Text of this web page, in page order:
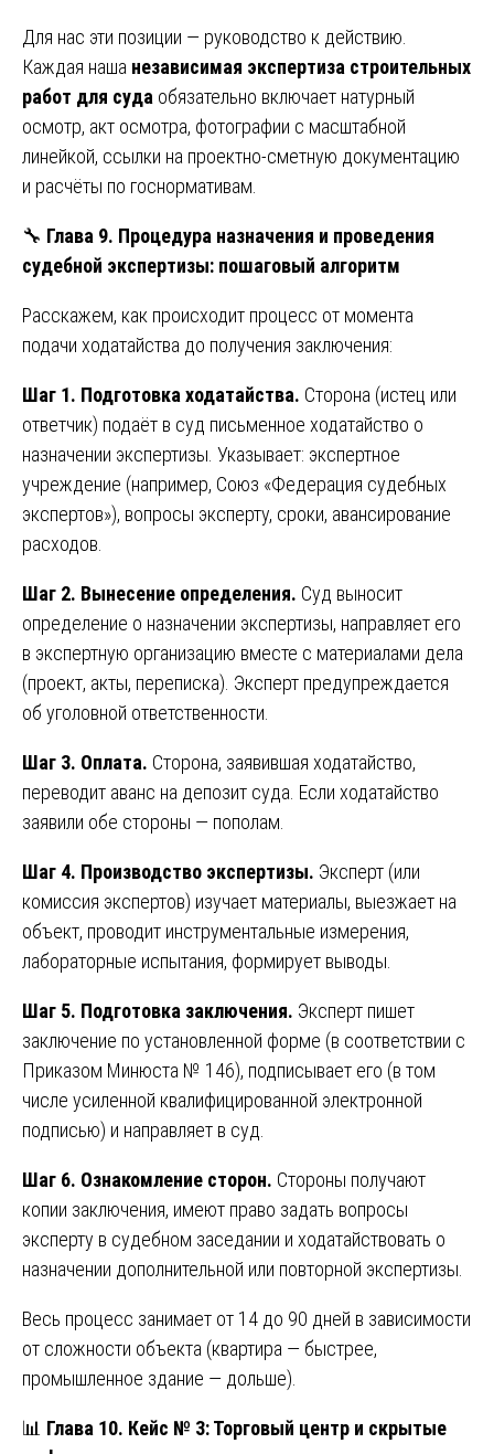
Для нас эти позиции — руководство к действию.
Каждая наша независимая экспертиза строительных
работ для суда обязательно включает натурный
осмотр, акт осмотра, фотографии с масштабной
линейкой, ссылки на проектно-сметную документацию
и расчёты по госнормативам.
🔧 Глава 9. Процедура назначения и проведения
судебной экспертизы: пошаговый алгоритм
Расскажем, как происходит процесс от момента
подачи ходатайства до получения заключения:
Шаг 1. Подготовка ходатайства. Сторона (истец или
ответчик) подаёт в суд письменное ходатайство о
назначении экспертизы. Указывает: экспертное
учреждение (например, Союз «Федерация судебных
экспертов»), вопросы эксперту, сроки, авансирование
расходов.
Шаг 2. Вынесение определения. Суд выносит
определение о назначении экспертизы, направляет его
в экспертную организацию вместе с материалами дела
(проект, акты, переписка). Эксперт предупреждается
об уголовной ответственности.
Шаг 3. Оплата. Сторона, заявившая ходатайство,
переводит аванс на депозит суда. Если ходатайство
заявили обе стороны — пополам.
Шаг 4. Производство экспертизы. Эксперт (или
комиссия экспертов) изучает материалы, выезжает на
объект, проводит инструментальные измерения,
лабораторные испытания, формирует выводы.
Шаг 5. Подготовка заключения. Эксперт пишет
заключение по установленной форме (в соответствии с
Приказом Минюста № 146), подписывает его (в том
числе усиленной квалифицированной электронной
подписью) и направляет в суд.
Шаг 6. Ознакомление сторон. Стороны получают
копии заключения, имеют право задать вопросы
эксперту в судебном заседании и ходатайствовать о
назначении дополнительной или повторной экспертизы.
Весь процесс занимает от 14 до 90 дней в зависимости
от сложности объекта (квартира — быстрее,
промышленное здание — дольше).
📊 Глава 10. Кейс № 3: Торговый центр и скрытые